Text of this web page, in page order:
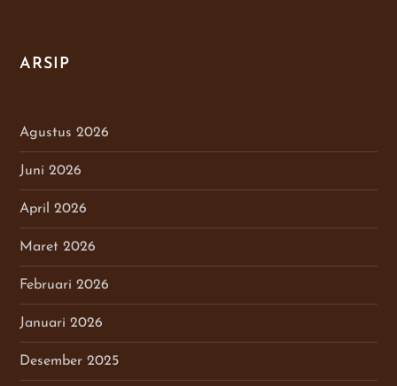
ARSIP
Agustus 2026
Juni 2026
April 2026
Maret 2026
Februari 2026
Januari 2026
Desember 2025